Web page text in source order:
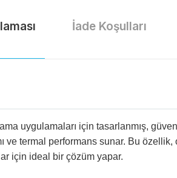
İade Koşulları
uygulamaları için tasarlanmış,
ve termal performans sunar. Bu
için ideal bir çözüm yapar.